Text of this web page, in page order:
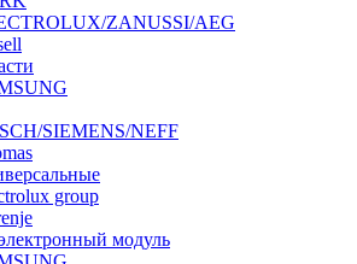
ZANUSSI/AEG
SIEMENS/NEFF
group
модуль